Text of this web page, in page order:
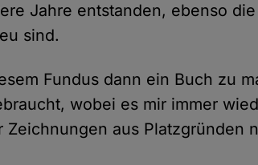
Jahre entstanden, ebenso
sind.
Fundus dann ein Buch zu
wobei es mir immer
Zeichnungen aus Platzgründen